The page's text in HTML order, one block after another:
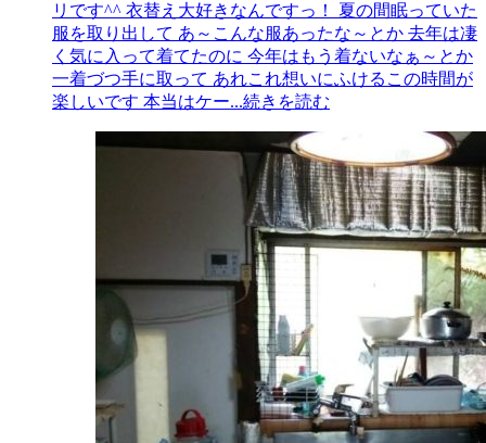
リです^^ 衣替え大好きなんですっ！ 夏の間眠っていた
服を取り出して あ～こんな服あったな～とか 去年は凄
く気に入って着てたのに 今年はもう着ないなぁ～とか
一着づつ手に取って あれこれ想いにふけるこの時間が
楽しいです 本当はケー...続きを読む